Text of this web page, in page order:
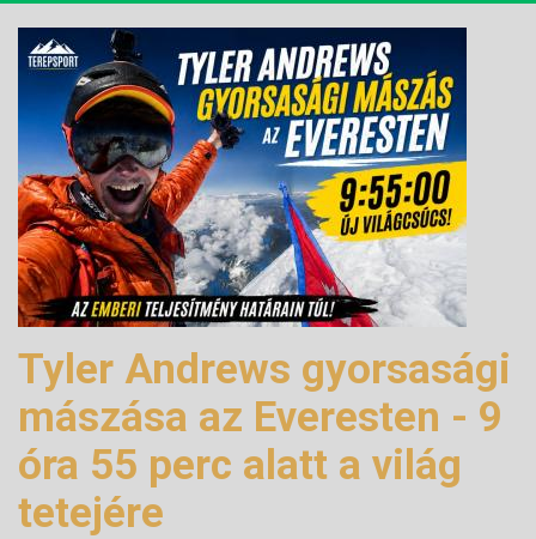
Tyler Andrews gyorsasági
mászása az Everesten - 9
óra 55 perc alatt a világ
tetejére